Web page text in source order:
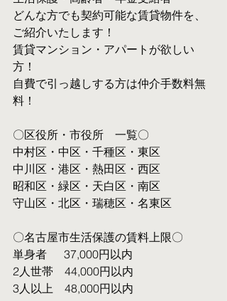
​どんな方でも契約可能な賃貸物件を、
ご紹介いたします！
賃貸マンション・アパートが欲しい
方！
自費で引っ越しする方は仲介手数料無
料！
〇区役所・市役所　一覧〇
中村区・中区・千種区・東区
中川区・港区・熱田区・西区
昭和区・緑区・天白区・南区
守山区・北区・瑞穂区・名東区
〇名古屋市生活保護の賃料上限〇
単身者  　37,000円以内
2人世帯　44,000円以内
3人以上　48,000円以内